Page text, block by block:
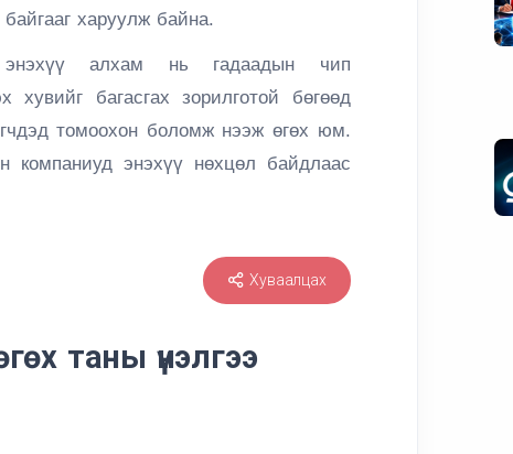
харуулж байна.
алхам нь гадаадын чип
хувийг багасгах зорилготой бөгөөд
томоохон боломж нээж өгөх юм.
компаниуд энэхүү нөхцөл байдлаас
Хуваалцах
таны үнэлгээ